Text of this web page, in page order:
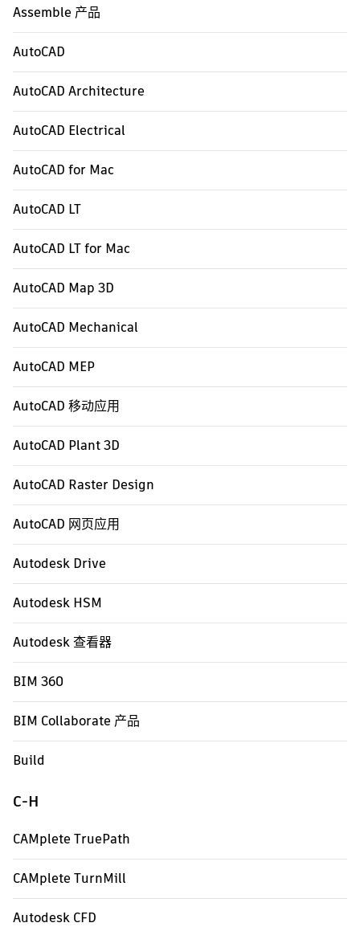
Assemble 产品
AutoCAD
AutoCAD Architecture
AutoCAD Electrical
AutoCAD for Mac
AutoCAD LT
AutoCAD LT for Mac
AutoCAD Map 3D
AutoCAD Mechanical
AutoCAD MEP
AutoCAD 移动应用
AutoCAD Plant 3D
AutoCAD Raster Design
AutoCAD 网页应用
Autodesk Drive
Autodesk HSM
Autodesk 查看器
BIM 360
BIM Collaborate 产品
Build
C-H
CAMplete TruePath
CAMplete TurnMill
Autodesk CFD